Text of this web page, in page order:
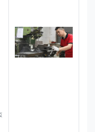
পারে, যেমন আকারের সীমাবদ্ধতা,
কৌশল, পৃষ্ঠের চিকিত্সা, মান নিয়ন্ত্রণ
অতএব, আমাদের দলে আপনার জন্য